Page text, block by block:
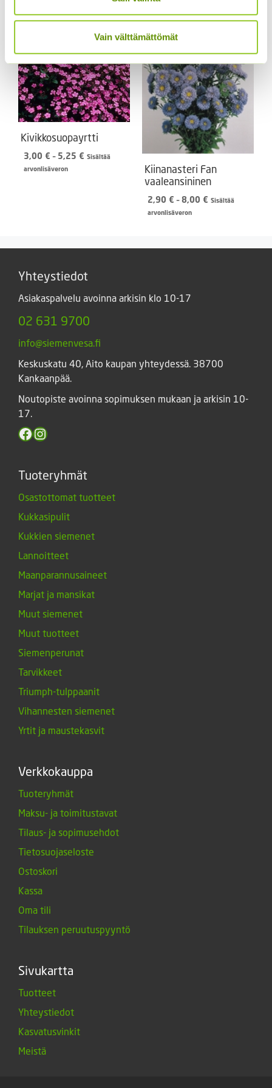
Vain välttämättömät
Kivikkosuopayrtti
3,00 € – 5,25 € Hintaluokka:
Sisältää
arvonlisäveron
Kiinanasteri Fan
vaaleansininen
2,90 € – 8,00 € Hintaluokka:
Sisältää
arvonlisäveron
Yhteystiedot
Asiakaspalvelu avoinna arkisin klo 10-17
02 631 9700
info@siemenvesa.fi
Keskuskatu 40, Aito kaupan yhteydessä. 38700
Kankaanpää.
Noutopiste avoinna sopimuksen mukaan ja arkisin 10-
17.
Facebook
Instagram
Tuoteryhmät
Osastottomat tuotteet
Kukkasipulit
Kukkien siemenet
Lannoitteet
Maanparannusaineet
Marjat ja mansikat
Muut siemenet
Muut tuotteet
Siemenperunat
Tarvikkeet
Triumph-tulppaanit
Vihannesten siemenet
Yrtit ja maustekasvit
Verkkokauppa
Tuoteryhmät
Maksu- ja toimitustavat
Tilaus- ja sopimusehdot
Tietosuojaseloste
Ostoskori
Kassa
Oma tili
Tilauksen peruutuspyyntö
Sivukartta
Tuotteet
Yhteystiedot
Kasvatusvinkit
Meistä